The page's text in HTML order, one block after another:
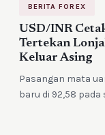
BERITA FOREX
USD/INR
Tertekan
Keluar Asing
Pasangan mata
baru di 92,58 pada